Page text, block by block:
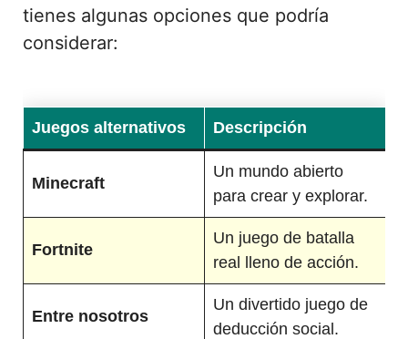
tienes algunas opciones que podría
considerar:
Juegos alternativos Descripción
Minecraft
Un mundo abierto
para crear y explorar.
Fortnite
Un juego de batalla
real lleno de acción.
Entre nosotros
Un divertido juego de
deducción social.